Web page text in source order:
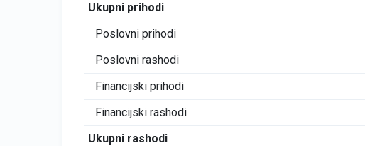
Ukupni prihodi
Poslovni prihodi
Poslovni rashodi
Financijski prihodi
Financijski rashodi
Ukupni rashodi